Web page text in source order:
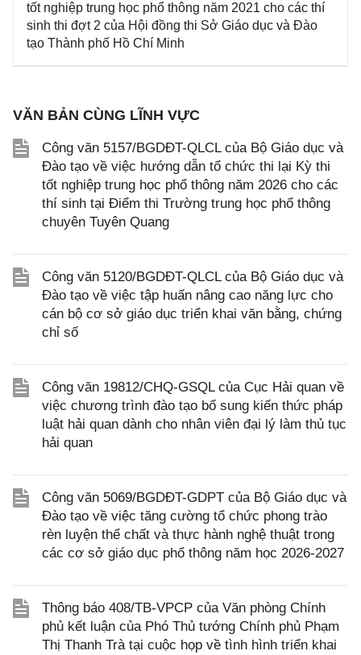
tốt nghiệp trung học phổ thông năm 2021 cho các thí
sinh thi đợt 2 của Hội đồng thi Sở Giáo dục và Đào
tạo Thành phố Hồ Chí Minh
VĂN BẢN CÙNG LĨNH VỰC
Công văn 5157/BGDĐT-QLCL của Bộ Giáo dục và
Đào tạo về việc hướng dẫn tổ chức thi lại Kỳ thi
tốt nghiệp trung học phổ thông năm 2026 cho các
thí sinh tại Điểm thi Trường trung học phổ thông
chuyên Tuyên Quang
Công văn 5120/BGDĐT-QLCL của Bộ Giáo dục và
Đào tạo về việc tập huấn nâng cao năng lực cho
cán bộ cơ sở giáo dục triển khai văn bằng, chứng
chỉ số
Công văn 19812/CHQ-GSQL của Cục Hải quan về
việc chương trình đào tạo bổ sung kiến thức pháp
luật hải quan dành cho nhân viên đại lý làm thủ tục
hải quan
Công văn 5069/BGDĐT-GDPT của Bộ Giáo dục và
Đào tạo về việc tăng cường tổ chức phong trào
rèn luyện thể chất và thực hành nghệ thuật trong
các cơ sở giáo dục phổ thông năm học 2026-2027
Thông báo 408/TB-VPCP của Văn phòng Chính
phủ kết luận của Phó Thủ tướng Chính phủ Phạm
Thị Thanh Trà tại cuộc họp về tình hình triển khai